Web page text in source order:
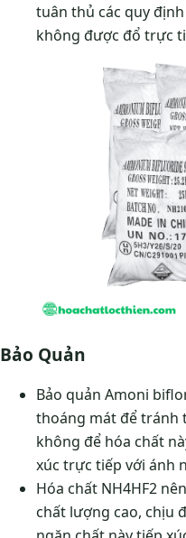
tuân thủ các quy
không được đổ trực
Bảo Quản
Bảo quản Amoni
thoáng mát để tránh
không để hóa chất
xúc trực tiếp với ánh
Hóa chất NH4HF2
chất lượng cao, chịu